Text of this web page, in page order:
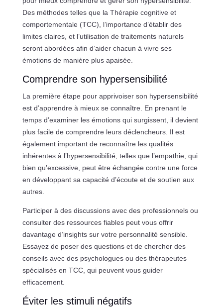
Des méthodes telles que la Thérapie cognitive et
comportementale (TCC), l’importance d’établir des
limites claires, et l’utilisation de traitements naturels
seront abordées afin d’aider chacun à vivre ses
émotions de manière plus apaisée.
Comprendre son hypersensibilité
La première étape pour apprivoiser son hypersensibilité
est d’apprendre à mieux se connaître. En prenant le
temps d’examiner les émotions qui surgissent, il devient
plus facile de comprendre leurs déclencheurs. Il est
également important de reconnaître les qualités
inhérentes à l’hypersensibilité, telles que l’empathie, qui
bien qu’excessive, peut être échangée contre une force
en développant sa capacité d’écoute et de soutien aux
autres.
Participer à des discussions avec des professionnels ou
consulter des ressources fiables peut vous offrir
davantage d’insights sur votre personnalité sensible.
Essayez de poser des questions et de chercher des
conseils avec des psychologues ou des thérapeutes
spécialisés en TCC, qui peuvent vous guider
efficacement.
Éviter les stimuli négatifs